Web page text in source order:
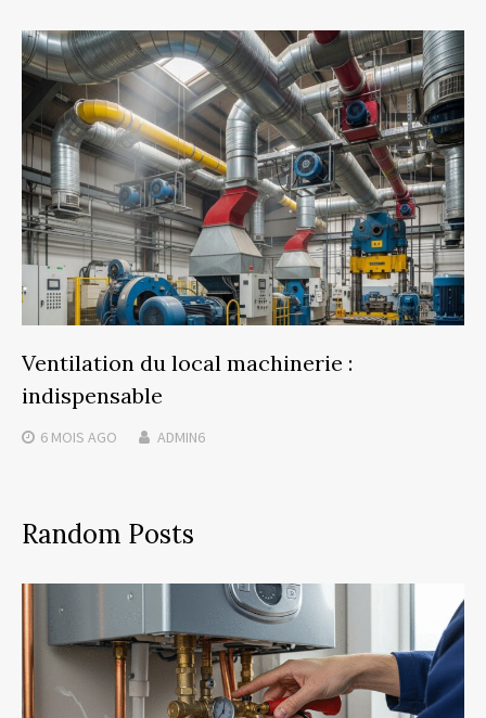
Ventilation du local machinerie :
indispensable
6 MOIS AGO ADMIN6
Random Posts